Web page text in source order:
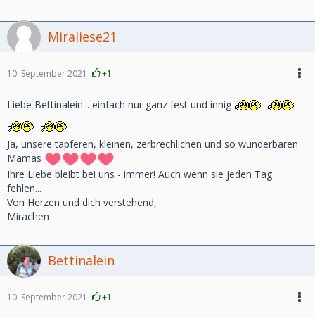
Miraliese21
10. September 2021 +1
Liebe Bettinalein... einfach nur ganz fest und innig
Ja, unsere tapferen, kleinen, zerbrechlichen und so wunderbaren
Mamas
Ihre Liebe bleibt bei uns - immer! Auch wenn sie jeden Tag
fehlen...
Von Herzen und dich verstehend,
Mirachen
Bettinalein
10. September 2021 +1